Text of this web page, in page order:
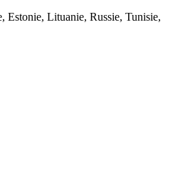
Estonie, Lituanie, Russie, Tunisie,